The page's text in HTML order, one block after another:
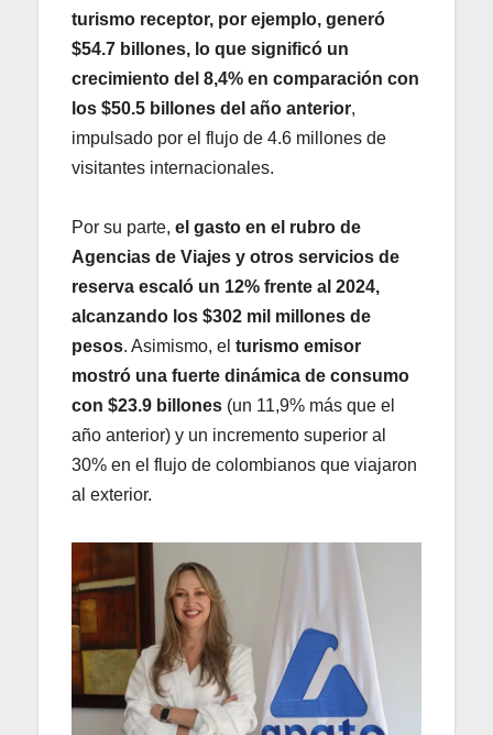
turismo receptor, por ejemplo, generó
$54.7 billones, lo que significó un
crecimiento del 8,4% en comparación con
los $50.5 billones del año anterior,
impulsado por el flujo de 4.6 millones de
visitantes internacionales.
Por su parte, el gasto en el rubro de
Agencias de Viajes y otros servicios de
reserva escaló un 12% frente al 2024,
alcanzando los $302 mil millones de
pesos. Asimismo, el turismo emisor
mostró una fuerte dinámica de consumo
con $23.9 billones (un 11,9% más que el
año anterior) y un incremento superior al
30% en el flujo de colombianos que viajaron
al exterior.